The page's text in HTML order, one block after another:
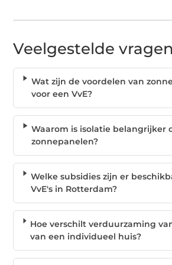
Veelgestelde vragen
Wat zijn de voordelen van
voor een VvE?
Waarom is isolatie belangrijker
zonnepanelen?
Welke subsidies zijn er
VvE's in Rotterdam?
Hoe verschilt verduurzaming
van een individueel huis?